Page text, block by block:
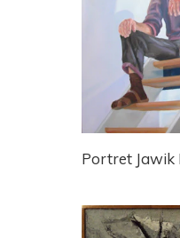
Portret Jawik